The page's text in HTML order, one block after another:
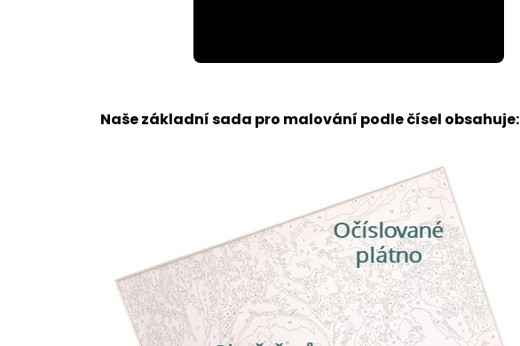
100.00%
Naše základní sada pro malování podle čísel obsahuje: